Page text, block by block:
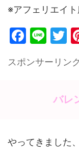
※アフェリエイト
F
c
k
Li
e
T
itt
スポンサーリンク
バレ
やってきました